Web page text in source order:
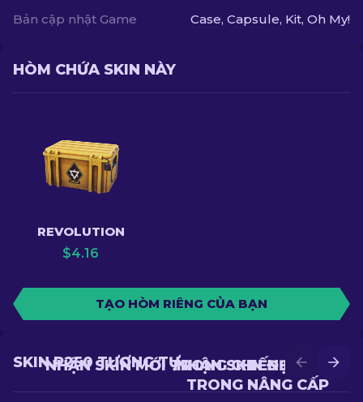
Bản cập nhật Game Case, Capsule, Kit, Oh My!
HÒM CHỨA SKIN NÀY
REVOLUTION
$4.16
TẠO HÒM RIÊNG CỦA BẠN
NHẬN SKIN ĐẸP HƠN
TRONG NÂNG CẤP
NHẬN SKIN MỚI TRONG CHIẾN ĐẤU
SKIN P250 TƯƠNG TỰ